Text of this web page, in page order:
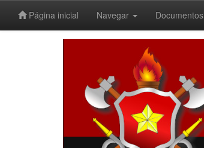
Página inicial Navegar Documentos